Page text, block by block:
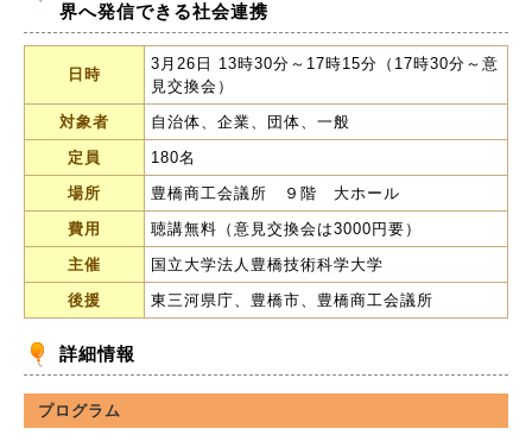
界へ発信できる社会連携
日時
3月26日 13時30分～17時15分（17時30分～意
見交換会）
対象者
自治体、企業、団体、一般
定員
180名
場所
豊橋商工会議所 ９階 大ホール
費用
聴講無料（意見交換会は3000円要）
主催
国立大学法人豊橋技術科学大学
後援
東三河県庁、豊橋市、豊橋商工会議所
詳細情報
プログラム